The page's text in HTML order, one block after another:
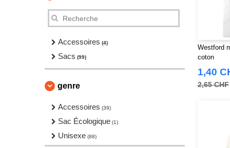
Accessoires (4)
Sacs (99)
genre
Accessoires (39)
Sac Écologique (1)
Unisexe (88)
Westford
coton
1,40
2,65 CHF